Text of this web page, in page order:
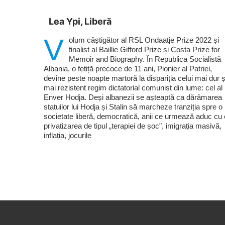
Lea Ypi, Liberă
V olum câștigător al RSL Ondaatje Prize 2022 și
finalist al Baillie Gifford Prize și Costa Prize for
Memoir and Biography. În Republica Socialistă
Albania, o fetiță precoce de 11 ani, Pionier al Patriei,
devine peste noapte martoră la dispariția celui mai dur
mai rezistent regim dictatorial comunist din lume: cel al
Enver Hodja. Deși albanezii se așteaptă ca dărâmarea
statuilor lui Hodja și Stalin să marcheze tranziția spre o
societate liberă, democratică, anii ce urmează aduc cu
privatizarea de tipul „terapiei de șoc", imigrația masivă,
inflația, jocurile